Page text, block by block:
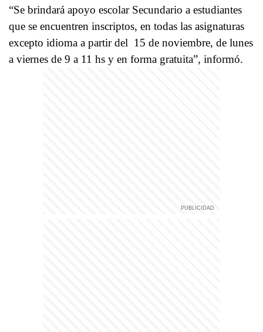
“Se brindará apoyo escolar Secundario a estudiantes
que se encuentren inscriptos, en todas las asignaturas
excepto idioma a partir del 15 de noviembre, de lunes
a viernes de 9 a 11 hs y en forma gratuita”, informó.